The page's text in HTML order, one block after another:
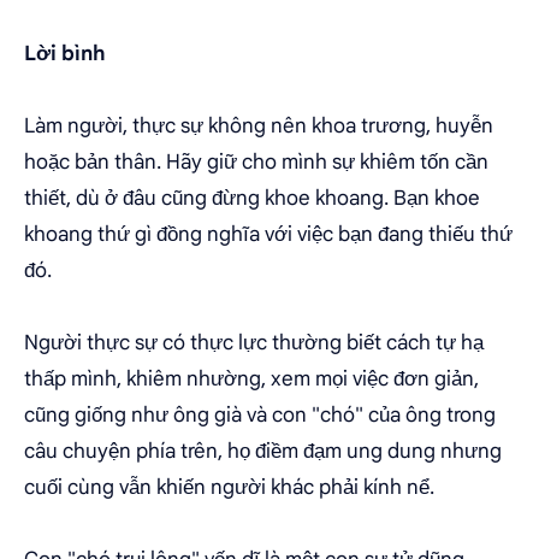
Lời bình
Làm người, thực sự không nên khoa trương, huyễn
hoặc bản thân. Hãy giữ cho mình sự khiêm tốn cần
thiết, dù ở đâu cũng đừng khoe khoang. Bạn khoe
khoang thứ gì đồng nghĩa với việc bạn đang thiếu thứ
đó.
Người thực sự có thực lực thường biết cách tự hạ
thấp mình, khiêm nhường, xem mọi việc đơn giản,
cũng giống như ông già và con "chó" của ông trong
câu chuyện phía trên, họ điềm đạm ung dung nhưng
cuối cùng vẫn khiến người khác phải kính nể.